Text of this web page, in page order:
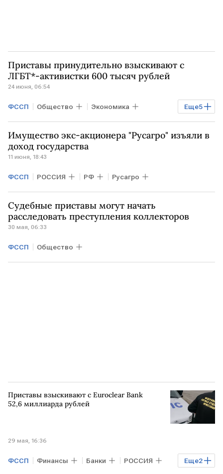
Приставы принудительно взыскивают с
ЛГБТ*-активистки 600 тысяч рублей
24 июня, 06:54
Еще5
ФССП Общество Экономика
РОССИЯ РФ МОСКВА ВС РФ
МВД
Имущество экс-акционера "Русагро" изъяли в
доход государства
11 июня, 18:43
ФССП РОССИЯ РФ Русагро
Судебные приставы могут начать
расследовать преступления коллекторов
30 мая, 06:33
ФССП Общество
Приставы взыскивают с Euroclear Bank
52,6 миллиарда рублей
29 мая, 16:36
Еще2
ФССП Финансы Банки РОССИЯ